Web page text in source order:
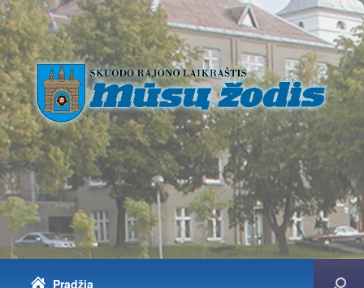
Pradžia